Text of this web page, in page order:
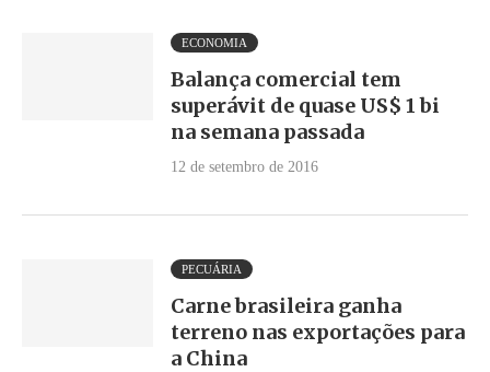
ECONOMIA
Balança comercial tem
superávit de quase US$ 1 bi
na semana passada
12 de setembro de 2016
PECUÁRIA
Carne brasileira ganha
terreno nas exportações para
a China